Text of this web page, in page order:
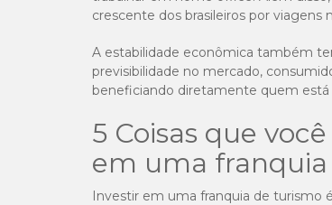
crescente dos brasileiros por viagens
A estabilidade econômica também
previsibilidade no mercado,
beneficiando diretamente quem
5 Coisas que
em uma
Investir em uma franquia de turismo